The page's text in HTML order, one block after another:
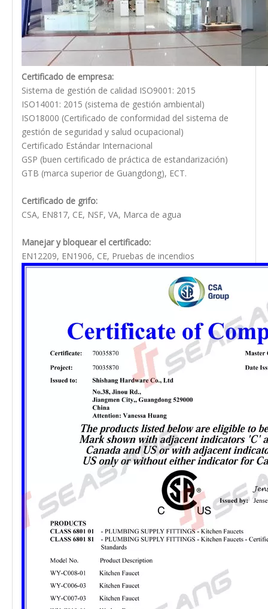
Certificado de empresa:
Sistema de gestión de calidad ISO9001: 2015
ISO14001: 2015 (sistema de gestión ambiental)
ISO18000 (Certificado de conformidad del sistema de
gestión de seguridad y salud ocupacional)
Certificado Estándar Internacional
GSP (buen certificado de práctica de estandarización)
GTB (marca superior de Guangdong), ECT.
Certificado de grifo:
CSA, EN817, CE, NSF, VA, Marca de agua
Manejar y bloquear el certificado:
EN12209, EN1906, CE, Pruebas de incendios